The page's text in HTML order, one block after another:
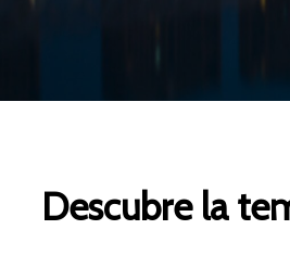
Descubre la